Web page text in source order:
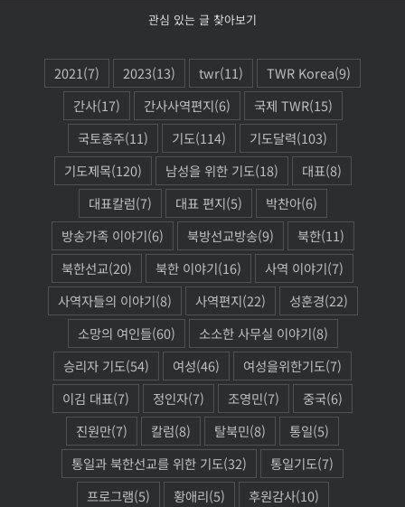
관심 있는 글 찾아보기
2021(7) 2023(13) twr(11) TWR Korea(9)
간사(17) 간사사역편지(6) 국제 TWR(15)
국토종주(11) 기도(114) 기도달력(103)
기도제목(120) 남성을 위한 기도(18) 대표(8)
대표칼럼(7) 대표 편지(5) 박찬아(6)
방송가족 이야기(6) 북방선교방송(9) 북한(11)
북한선교(20) 북한 이야기(16) 사역 이야기(7)
사역자들의 이야기(8) 사역편지(22) 성훈경(22)
소망의 여인들(60) 소소한 사무실 이야기(8)
승리자 기도(54) 여성(46) 여성을위한기도(7)
이김 대표(7) 정인자(7) 조영민(7) 중국(6)
진원만(7) 칼럼(8) 탈북민(8) 통일(5)
통일과 북한선교를 위한 기도(32) 통일기도(7)
프로그램(5) 황애리(5) 후원감사(10)